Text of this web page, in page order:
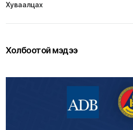
Хуваалцах
Холбоотой мэдээ